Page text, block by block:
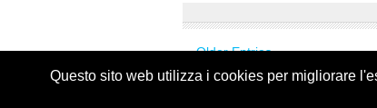
« Older Entries
Questo sito web utilizza i cookies per migliorare